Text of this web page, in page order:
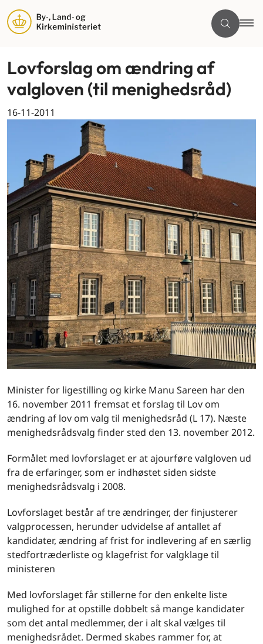
Lovforslag om ændring af
valgloven (til menighedsråd)
16-11-2011
Minister for ligestilling og kirke Manu Sareen har den
16. november 2011 fremsat et forslag til Lov om
ændring af lov om valg til menighedsråd (L 17). Næste
menighedsrådsvalg finder sted den 13. november 2012.
Formålet med lovforslaget er at ajourføre valgloven ud
fra de erfaringer, som er indhøstet siden sidste
menighedsrådsvalg i 2008.
Lovforslaget består af tre ændringer, der finjusterer
valgprocessen, herunder udvidelse af antallet af
kandidater, ændring af frist for indlevering af en særlig
stedfortræderliste og klagefrist for valgklage til
ministeren
Med lovforslaget får stillerne for den enkelte liste
mulighed for at opstille dobbelt så mange kandidater
som det antal medlemmer, der i alt skal vælges til
menighedsrådet. Dermed skabes rammer for, at